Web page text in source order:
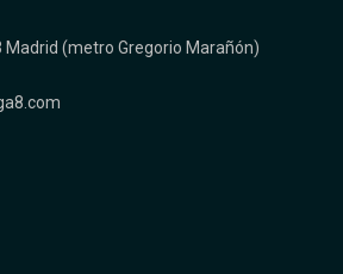
Madrid (metro Gregorio Marañón)